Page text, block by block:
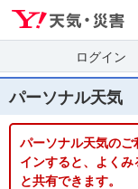
ログイン
パーソナル天気
パーソナル天気の
インすると、よく
と共有できます。